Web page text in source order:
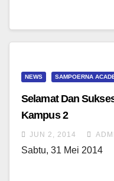
NEWS SAMPOERNA
Selamat Dan
Kampus 2
JUN 2, 2014
Sabtu, 31 Mei 2014